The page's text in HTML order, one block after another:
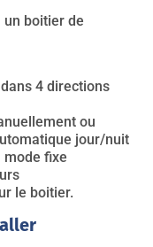
boitier de
4 directions
ou
jour/nuit
mode fixe
le boitier.